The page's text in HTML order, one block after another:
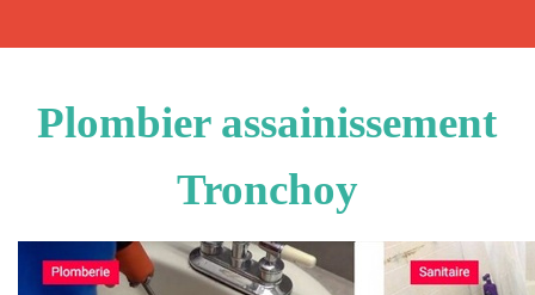
Plombier assainissement
Tronchoy